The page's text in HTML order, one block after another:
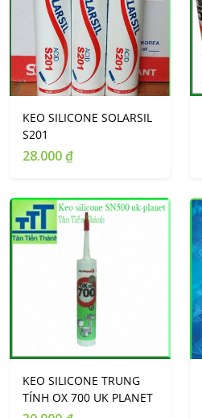
KEO SILICONE SOLARSIL
S201
28.000 ₫
KEO SILICONE TRUNG
TÍNH OX 700 UK PLANET